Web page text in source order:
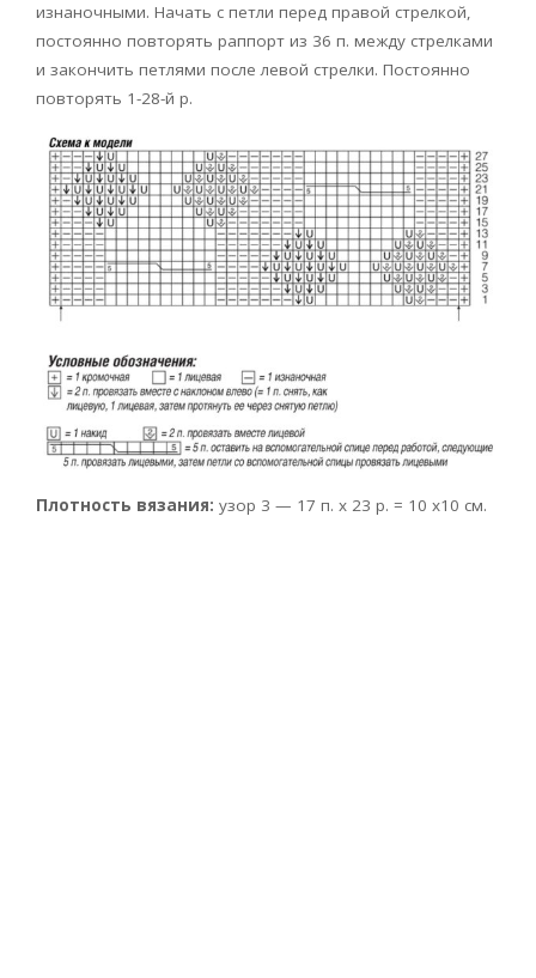
изнаночными. Начать с петли перед правой стрелкой,
постоянно повторять раппорт из 36 п. между стрелками
и закончить петлями после левой стрелки. Постоянно
повторять 1-28-й р.
Плотность вязания: узор 3 — 17 п. х 23 р. = 10 x10 см.